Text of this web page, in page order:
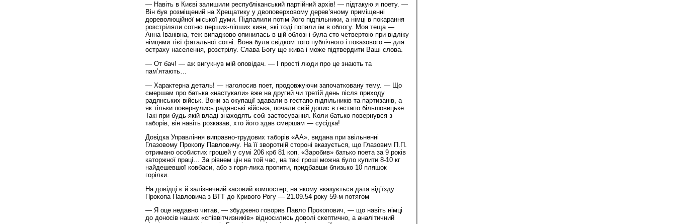
— Навіть в Києві залишили республіканський партійний архів! — підтакую я поету. —
Він був розміщений на Хрещатику у двоповерховому дерев’яному приміщенні
дореволюційної міської думи. Підпалили потім його підпільники, а німці в покарання
розстріляли сотню перших-ліпших киян, які тоді попали їм в облогу. Моя теща —
Анна Іванівна, теж випадково опинилась в цій облозі і була сто четвертою при відліку
німцями тієї фатальної сотні. Вона була свідком того публічного і показового — для
остраху населення, розстрілу. Слава Богу ще жива і може підтвердити Ваші слова.
— От бач! — аж вигукнув мій оповідач. — І прості люди про це знають та
пам’ятають…
— Характерна деталь! — наголосив поет, продовжуючи започатковану тему. — Що
смершам про батька «настукали» вже на другий чи третій день після приходу
радянських військ. Вони за окупації здавали в гестапо підпільників та партизанів, а
як тільки повернулись радянські війська, почали свій допис в гестапо більшовицьке.
Такі при будь-якій владі знаходять собі застосування. Коли батько повернувся з
таборів, він навіть розказав, хто його здав смершам — сусідка!
Довідка Управління виправно-трудових таборів «АА», видана при звільненні
Глазовому Прокопу Павловичу. На її зворотній стороні вказується, що Глазовим П.П.
отримано особистих грошей у сумі 206 крб 81 коп. «Заробив» батько поета за 9 років
каторжної праці… За рівнем цін на той час, на такі гроші можна було купити 8-10 кг
найдешевшої ковбаси, або з горя-лиха пропити, придбавши близько 10 пляшок
горілки.
На довідці є й залізничний касовий компостер, на якому вказується дата від’їзду
Прокопа Павловича з ВТТ до Кривого Рогу — 21.09.54 року 59-м потягом
— Я оце недавно читав, — збуджено говорив Павло Прокопович, — що навіть німці
до доносів наших «співвітчизників» відносились доволі скептично, а аналітичний